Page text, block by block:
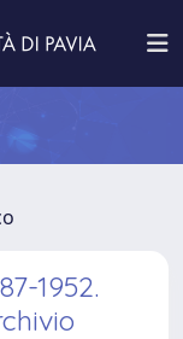
1952.